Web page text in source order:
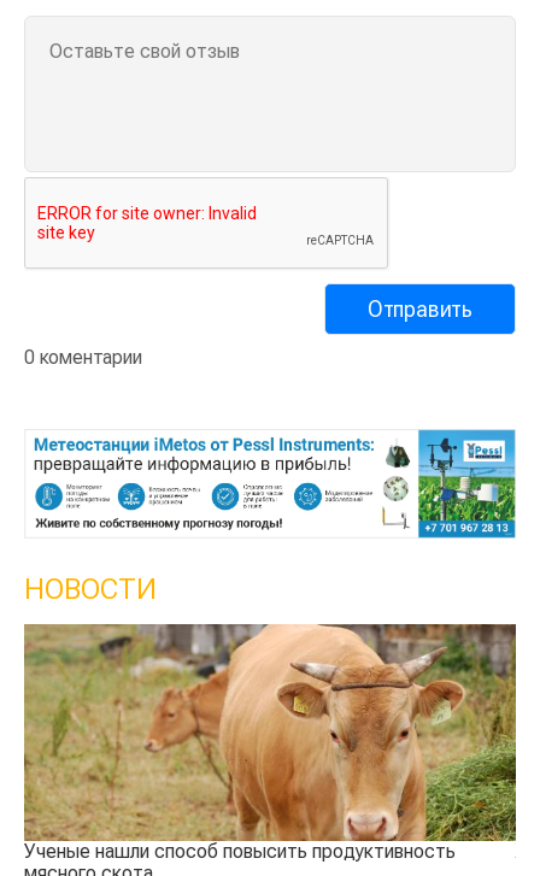
0 коментарии
НОВОСТИ
Жара в Китае может поднять цены на зерно